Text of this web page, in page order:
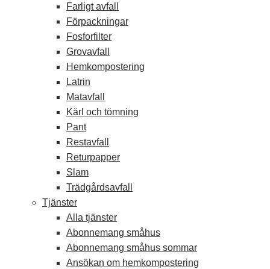
Farligt avfall
Förpackningar
Fosforfilter
Grovavfall
Hemkompostering
Latrin
Matavfall
Kärl och tömning
Pant
Restavfall
Returpapper
Slam
Trädgårdsavfall
Tjänster
Alla tjänster
Abonnemang småhus
Abonnemang småhus sommar
Ansökan om hemkompostering